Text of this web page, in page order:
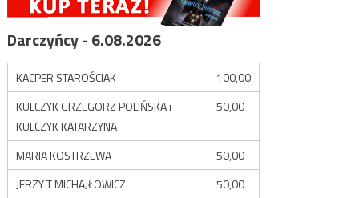
Darczyńcy - 6.08.2026
KACPER STAROŚCIAK
100,00
KULCZYK GRZEGORZ POLIŃSKA i
KULCZYK KATARZYNA
50,00
MARIA KOSTRZEWA
50,00
JERZY T MICHAJŁOWICZ
50,00